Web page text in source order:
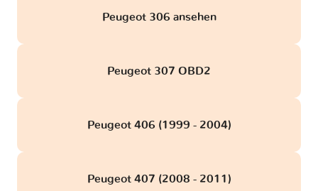
Peugeot 306 ansehen
Peugeot 307 OBD2
Peugeot 406 (1999 - 2004)
Peugeot 407 (2008 - 2011)